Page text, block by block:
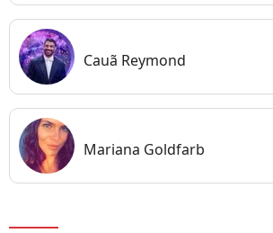
Cauã Reymond
Mariana Goldfarb